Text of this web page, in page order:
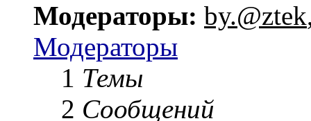
Модераторы: by.@ztek
Модераторы
1 Темы
2 Сообщений